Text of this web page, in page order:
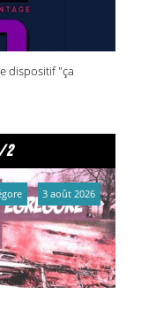
dispositif "ça
2
3 août 2026